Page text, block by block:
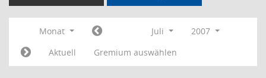
Monat Juli
2007
Aktuell
Gremium auswählen